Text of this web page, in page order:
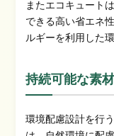
またエコキュート
できる高い省エネ
ルギーを利用した
持続可能な素
環境配慮設計を行